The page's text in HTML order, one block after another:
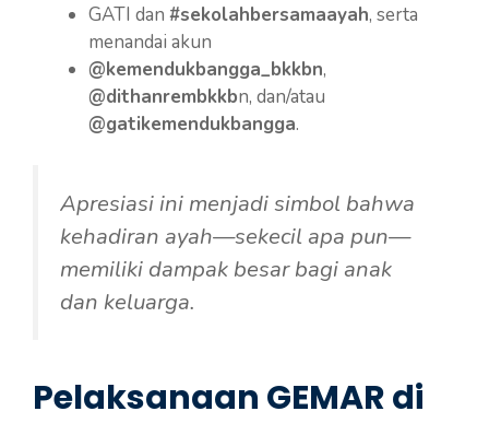
GATI dan #sekolahbersamaayah, serta
menandai akun
@kemendukbangga_bkkbn,
@dithanrembkkbn, dan/atau
@gatikemendukbangga.
Apresiasi ini menjadi simbol bahwa
kehadiran ayah—sekecil apa pun—
memiliki dampak besar bagi anak
dan keluarga.
Pelaksanaan GEMAR di